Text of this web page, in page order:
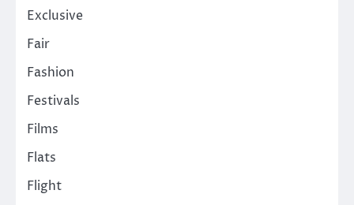
Exclusive
Fair
Fashion
Festivals
Films
Flats
Flight